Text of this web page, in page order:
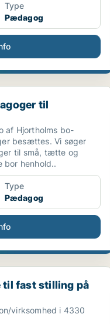
Type
Pædagog
til afdelingerne
til
af Hjortholms bo-
besættes. Vi søger
til små, tætte og
bor henhold..
Type
Pædagog
stilling på Himmelev...
til fast stilling på
virksomhed i 4330